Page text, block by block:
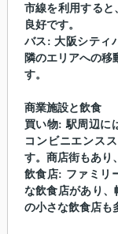
市線を利用すると
良好です。
バス: 大阪シティ
隣のエリアへの移
す。
商業施設と飲食
買い物: 駅周辺に
コンビニエンス
す。商店街もあり
飲食店: ファミリ
な飲食店があり
の小さな飲食店も